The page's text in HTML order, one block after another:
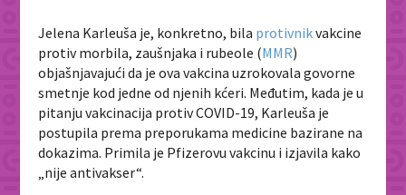
Jelena Karleuša je, konkretno, bila protivnikvakcine
protiv morbila, zaušnjaka i rubeole (MMR)
objašnjavajući da je ova vakcina uzrokovala govorne
smetnje kod jedne od njenih kćeri. Međutim, kada je u
pitanju vakcinacija protiv COVID-19, Karleuša je
postupila prema preporukama medicine bazirane na
dokazima. Primila je Pfizerovu vakcinu i izjavila kako
„nije antivakser“.